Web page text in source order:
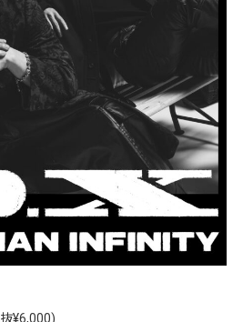
¥6,000)